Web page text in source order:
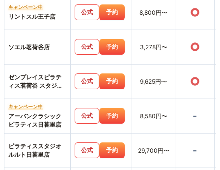
キャンペーン中
リントスル王子店
公式 予約 8,800円〜 ○
ソエル茗荷谷店 公式 予約 3,278円〜 ○
ゼンプレイスピラテ
ィス茗荷谷 スタジオ
公式 予約 9,625円〜 ○
キャンペーン中
アーバンクラシック
ピラティス日暮里店
公式 予約 8,580円〜 -
ピラティススタジオ
ルルト日暮里店
公式 予約 29,700円〜 -